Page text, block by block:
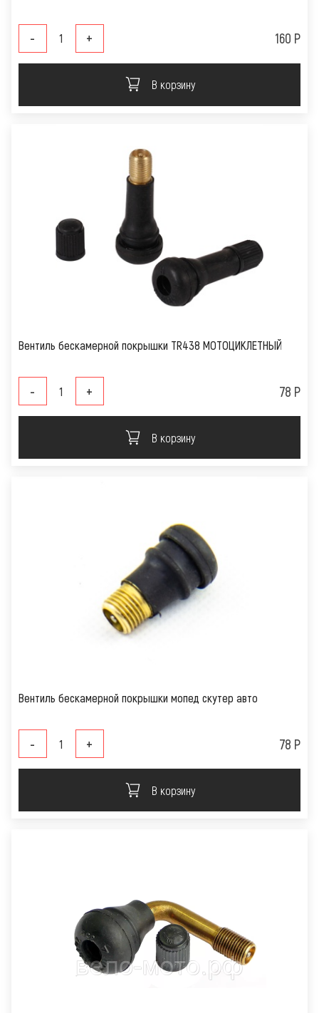
- + 160 Р
В корзину
Вентиль бескамерной покрышки TR438 МОТОЦИКЛЕТНЫЙ
- + 78 Р
В корзину
Вентиль бескамерной покрышки мопед скутер авто
- + 78 Р
В корзину